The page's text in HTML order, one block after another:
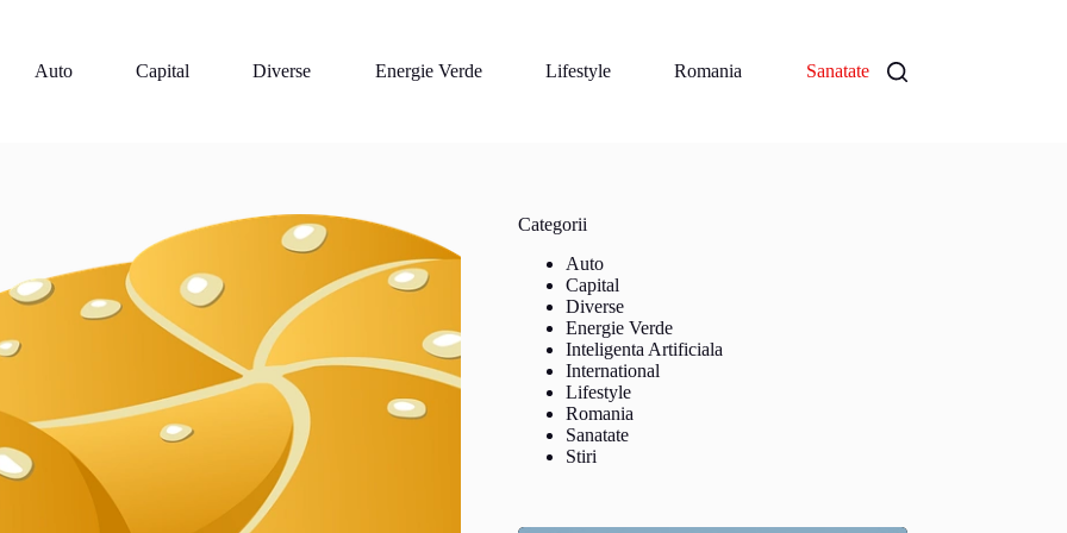
Auto
Capital Diverse Energie Verde Lifestyle Romania Sanatate
Categorii
Auto
Capital
Diverse
Energie Verde
Inteligenta Artificiala
International
Lifestyle
Romania
Sanatate
Stiri